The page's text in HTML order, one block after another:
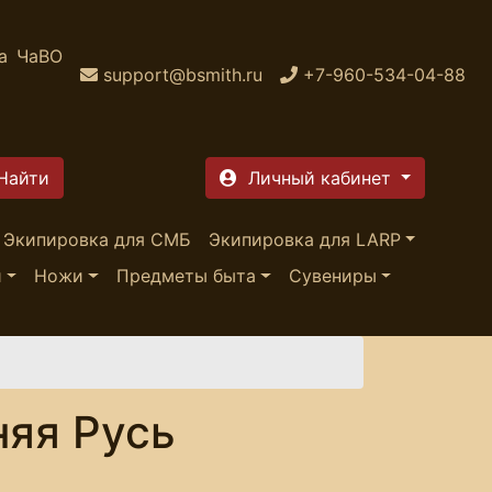
ЧаВО
support@bsmith.ru
+7-960-534-04-88
Личный кабинет
Экипировка для СМБ
Экипировка для LARP
Ножи Предметы быта Сувениры
Русь